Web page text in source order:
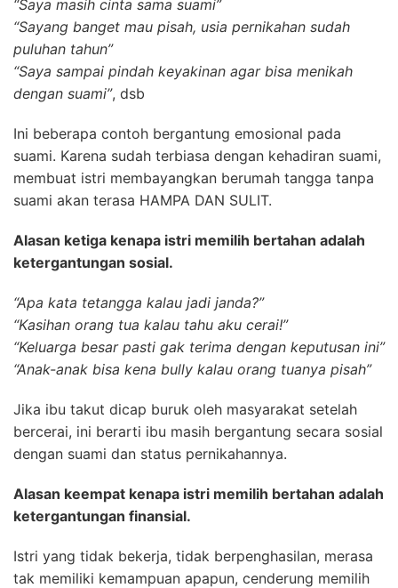
“Saya masih cinta sama suami”
“Sayang banget mau pisah, usia pernikahan sudah
puluhan tahun”
“Saya sampai pindah keyakinan agar bisa menikah
dengan suami”, dsb
Ini beberapa contoh bergantung emosional pada
suami. Karena sudah terbiasa dengan kehadiran suami,
membuat istri membayangkan berumah tangga tanpa
suami akan terasa HAMPA DAN SULIT.
Alasan ketiga kenapa istri memilih bertahan adalah
ketergantungan sosial.
“Apa kata tetangga kalau jadi janda?”
“Kasihan orang tua kalau tahu aku cerai!”
“Keluarga besar pasti gak terima dengan keputusan ini”
“Anak-anak bisa kena bully kalau orang tuanya pisah”
Jika ibu takut dicap buruk oleh masyarakat setelah
bercerai, ini berarti ibu masih bergantung secara sosial
dengan suami dan status pernikahannya.
Alasan keempat kenapa istri memilih bertahan adalah
ketergantungan finansial.
Istri yang tidak bekerja, tidak berpenghasilan, merasa
tak memiliki kemampuan apapun, cenderung memilih